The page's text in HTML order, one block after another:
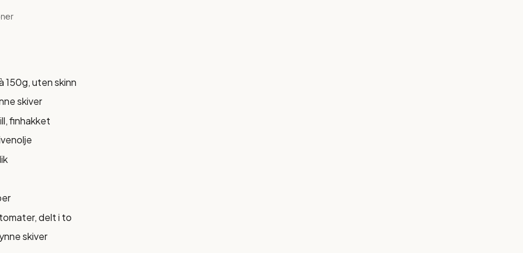
150g, uten skinn
skiver
finhakket
delt i to
skiver